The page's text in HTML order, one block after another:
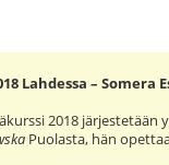
Lahdessa –
2018
Puolasta, hän